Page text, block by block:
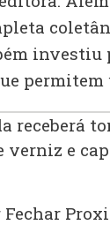
investiu
receberá
verniz e
Fechar